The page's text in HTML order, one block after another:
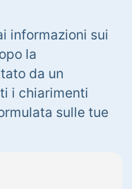
informazioni sui
la
da un
i chiarimenti
sulle tue